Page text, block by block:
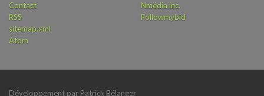
Contact
RSS
sitemap.xml
Atom
Nmédia inc.
Followmybid
Développement par Patrick Bélanger